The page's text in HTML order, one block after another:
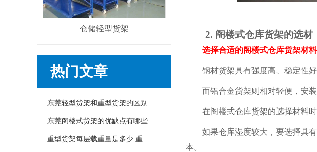
仓储轻型货架
热门文章
· 东莞轻型货架和重型货架的区别···
· 东莞阁楼式货架的优缺点有哪些···
· 重型货架每层载重量是多少 重···
2. 阁楼式仓库货架的选材
选择合适的阁楼式仓库货架材料
钢材货架具有强度高、稳定性好
而铝合金货架则相对轻便，安装
在阁楼式仓库货架的选择材料时
如果仓库湿度较大，要选择具有
本。